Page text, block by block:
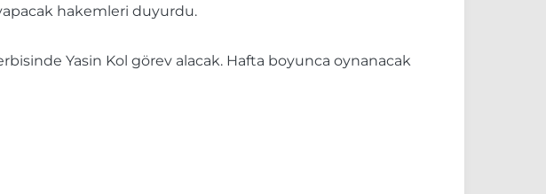
hakemleri duyurdu.
Yasin Kol görev alacak. Hafta boyunca oynanacak